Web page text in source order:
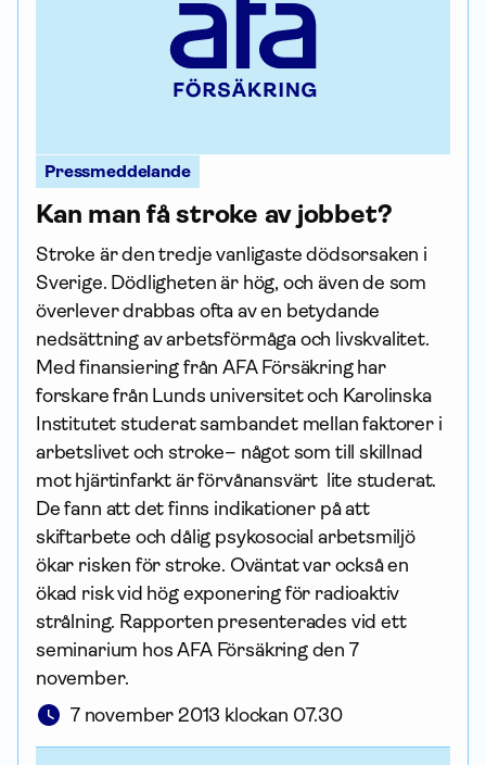
Pressmeddelande
Kan man få stroke av jobbet?
Stroke är den tredje vanligaste dödsorsaken i
Sverige. Dödligheten är hög, och även de som
överlever drabbas ofta av en betydande
nedsättning av arbetsförmåga och livskvalitet.
Med finansiering från AFA För­säkring har
forskare från Lunds universitet och Karolinska
Institutet studerat sambandet mellan faktorer i
arbetslivet och stroke– något som till skillnad
mot hjärtinfarkt är förvånansvärt lite studerat.
De fann att det finns indikationer på att
skiftarbete och dålig psykosocial arbetsmiljö
ökar risken för stroke. Oväntat var också en
ökad risk vid hög exponering för radioaktiv
strålning. Rapporten presenterades vid ett
seminarium hos AFA För­säkring den 7
november.
7 november 2013 klockan 07.30